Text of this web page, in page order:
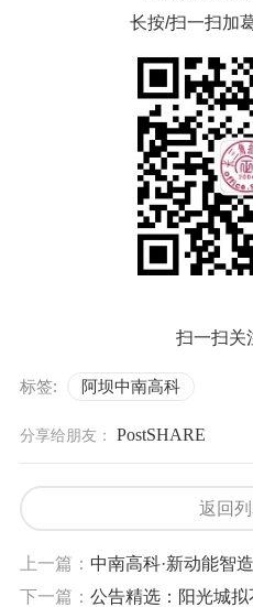
长按/扫一扫加
扫一扫关
标签: 阿坝中南高科
分享给朋友： PostSHARE
返回
上一篇： 中南高科·新动能智造谷项
下一篇： 公告精选：阳光城拟不超57亿元出售永康